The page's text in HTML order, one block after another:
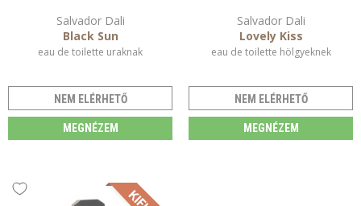
Salvador Dali
Black Sun
eau de toilette uraknak
NEM ELÉRHETŐ
MEGNÉZEM
Salvador Dali
Lovely Kiss
eau de toilette hölgyeknek
NEM ELÉRHETŐ
MEGNÉZEM